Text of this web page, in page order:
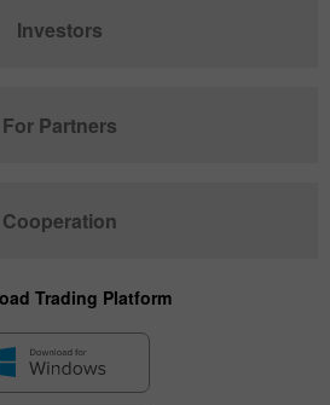
Investors
For Partners
Cooperation
Trading Platform